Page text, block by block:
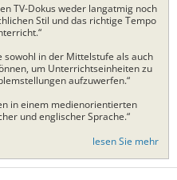
TV-Dokus weder langatmig noch
Stil und das richtige Tempo
sowohl in der Mittelstufe als auch
um Unterrichtseinheiten zu
aufzuwerfen.“
in einem medienorientierten
und englischer Sprache.“
lesen Sie mehr